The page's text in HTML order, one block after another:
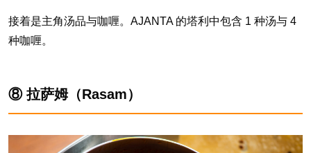
接着是主角汤品与咖喱。AJANTA 的塔利中包含 1 种汤与 4
种咖喱。
⑧ 拉萨姆（Rasam）